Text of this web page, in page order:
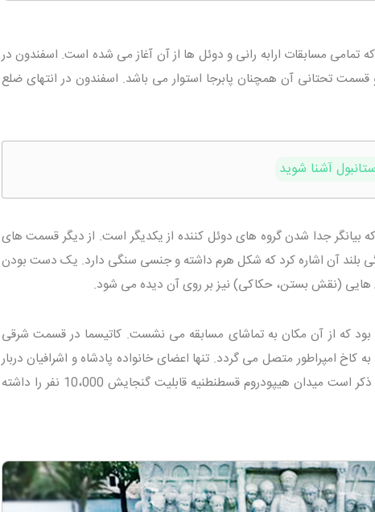
که تمامی مسابقات ارابه رانی و دوئل ها از آن آغاز می شده است. اسفندون در
تحتانی آن همچنان پابرجا استوار می باشد. اسفندون در انتهای ضلع
آشنا شوید
بیانگر جدا شدن گروه های دوئل کننده از یکدیگر است. از دیگر قسمت های
بلند آن اشاره کرد که شکل هرم داشته و جنسی سنگی دارد. یک دست بودن
(نقش بستن، حکاکی) نیز بر روی آن دیده می شود.
بود که از آن مکان به تماشای مسابقه می نشست. کاتیسما در قسمت شرقی
به کاخ امپراطور متصل می گردد. تنها اعضای خانواده پادشاه و اشرافیان دربار
اجازه عبور و مرور از این معبر را داشتند. لازم به ذکر است میدان هیپودروم قسطنطنیه قابلیت گنجایش 10،000 نفر را داشته